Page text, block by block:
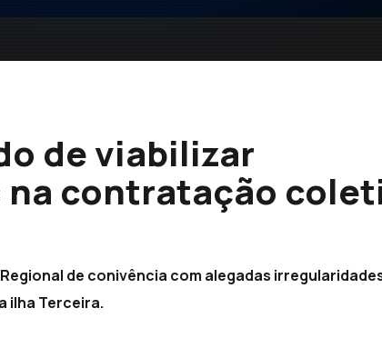
de viabilizar
contratação
de conivência com alegadas
ilha Terceira.